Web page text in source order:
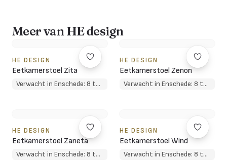
Meer van HE design
HE DESIGN
Eetkamerstoel Zita
Verwacht in Enschede: 8 tot 10 weken
HE DESIGN
Eetkamerstoel Zenon
Verwacht in Enschede: 8 tot 10 weken
HE DESIGN
Eetkamerstoel Zaneta
Verwacht in Enschede: 8 tot 10 weken
HE DESIGN
Eetkamerstoel Wind
Verwacht in Enschede: 8 tot 10 weken